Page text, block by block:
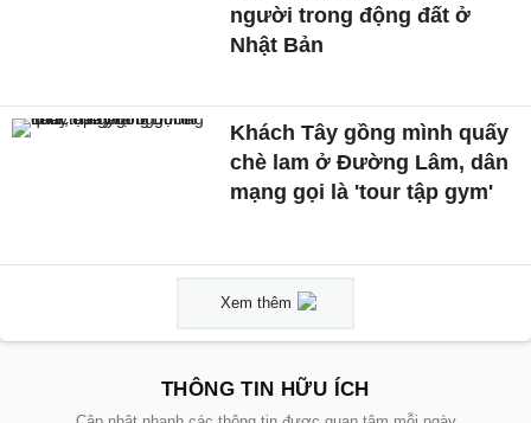
người trong động đất ở
Nhật Bản
Khách Tây gồng mình quấy
chè lam ở Đường Lâm, dân
mạng gọi là 'tour tập gym'
Xem thêm
THÔNG TIN HỮU ÍCH